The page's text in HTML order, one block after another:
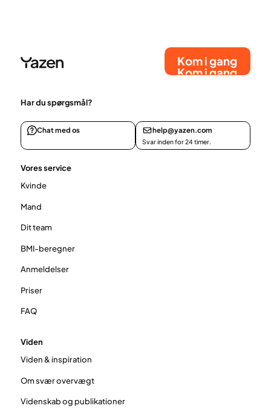
Kom i gang
Kom i gang
Har du spørgsmål?
Chat med os help@yazen.com
Svar inden for 24 timer.
Vores service
Kvinde
Mand
Dit team
BMI-beregner
Anmeldelser
Priser
FAQ
Viden
Viden & inspiration
Om svær overvægt
Videnskab og publikationer